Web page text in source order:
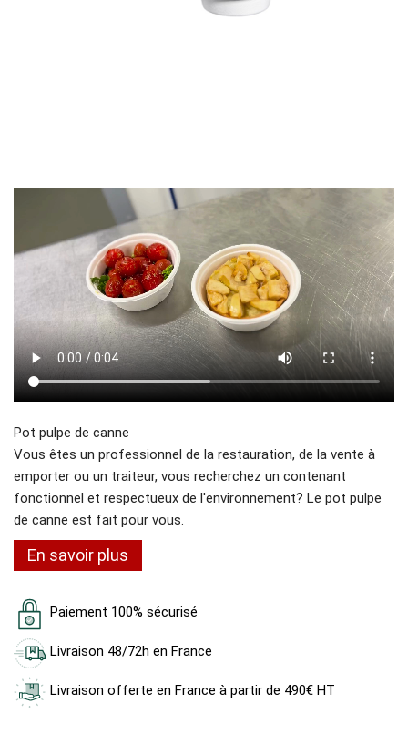
Pot pulpe de canne
Vous êtes un professionnel de la restauration, de la vente à
emporter ou un traiteur, vous recherchez un contenant
fonctionnel et respectueux de l'environnement? Le pot pulpe
de canne est fait pour vous.
En savoir plus
Paiement 100% sécurisé
Livraison 48/72h en France
Livraison offerte en France à partir de 490€ HT